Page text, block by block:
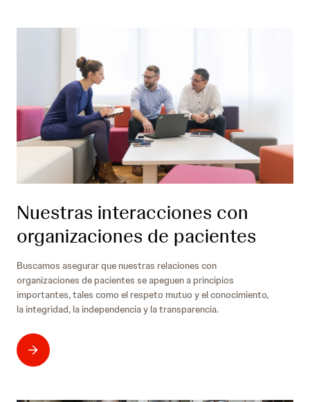
Nuestras interacciones con
organizaciones de pacientes
Buscamos asegurar que nuestras relaciones con
organizaciones de pacientes se apeguen a principios
importantes, tales como el respeto mutuo y el conocimiento,
la integridad, la independencia y la transparencia.